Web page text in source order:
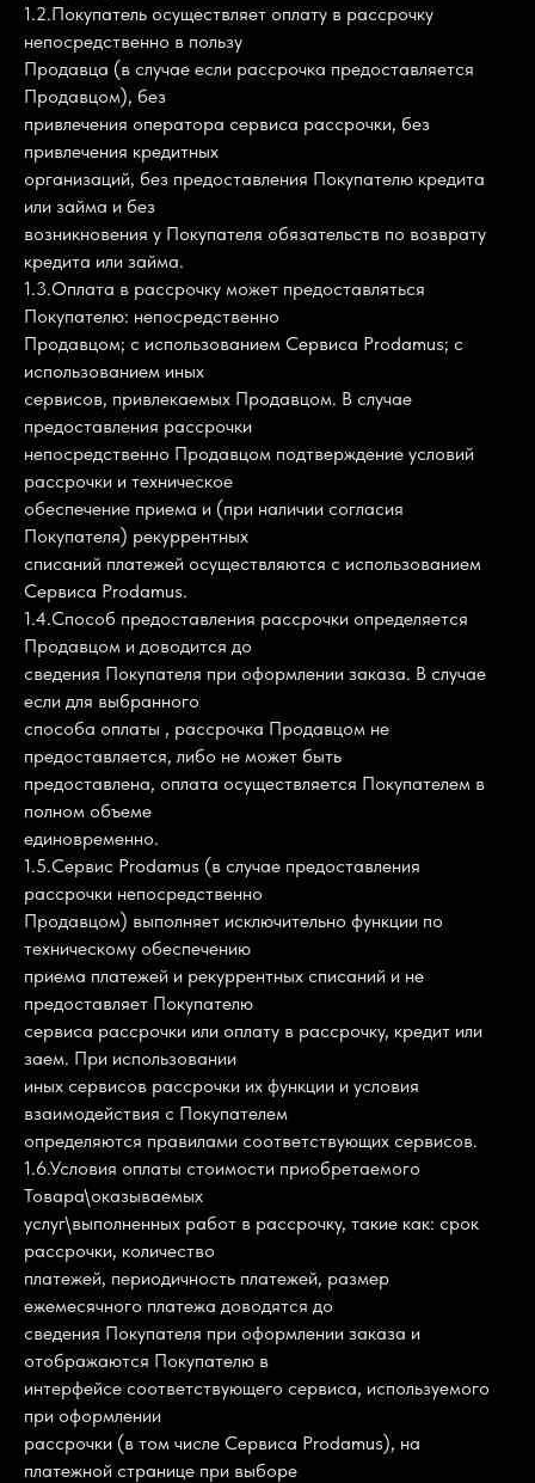
1.2.Покупатель осуществляет оплату в рассрочку
непосредственно в пользу
Продавца (в случае если рассрочка предоставляется
Продавцом), без
привлечения оператора сервиса рассрочки, без
привлечения кредитных
организаций, без предоставления Покупателю кредита
или займа и без
возникновения у Покупателя обязательств по возврату
кредита или займа.
1.3.Оплата в рассрочку может предоставляться
Покупателю: непосредственно
Продавцом; с использованием Сервиса Prodamus; с
использованием иных
сервисов, привлекаемых Продавцом. В случае
предоставления рассрочки
непосредственно Продавцом подтверждение условий
рассрочки и техническое
обеспечение приема и (при наличии согласия
Покупателя) рекуррентных
списаний платежей осуществляются с использованием
Сервиса Prodamus.
1.4.Способ предоставления рассрочки определяется
Продавцом и доводится до
сведения Покупателя при оформлении заказа. В случае
если для выбранного
способа оплаты , рассрочка Продавцом не
предоставляется, либо не может быть
предоставлена, оплата осуществляется Покупателем в
полном объеме
единовременно.
1.5.Сервис Prodamus (в случае предоставления
рассрочки непосредственно
Продавцом) выполняет исключительно функции по
техническому обеспечению
приема платежей и рекуррентных списаний и не
предоставляет Покупателю
сервиса рассрочки или оплату в рассрочку, кредит или
заем. При использовании
иных сервисов рассрочки их функции и условия
взаимодействия с Покупателем
определяются правилами соответствующих сервисов.
1.6.Условия оплаты стоимости приобретаемого
Товара\оказываемых
услуг\выполненных работ в рассрочку, такие как: срок
рассрочки, количество
платежей, периодичность платежей, размер
ежемесячного платежа доводятся до
сведения Покупателя при оформлении заказа и
отображаются Покупателю в
интерфейсе соответствующего сервиса, используемого
при оформлении
рассрочки (в том числе Сервиса Prodamus), на
платежной странице при выборе